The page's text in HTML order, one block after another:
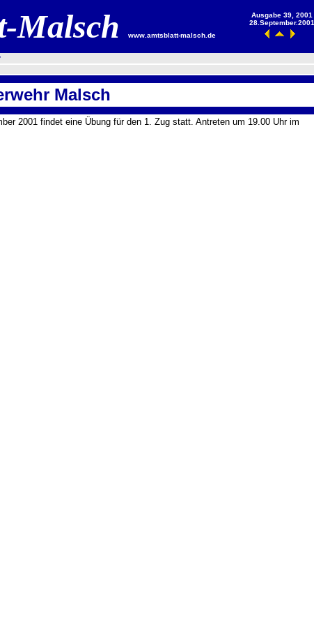
Malsch www.amtsblatt-malsch.de
Ausgabe 39, 2001
28.September.2001
Malsch
2001 findet eine Übung für den 1. Zug statt. Antreten um 19.00 Uhr im